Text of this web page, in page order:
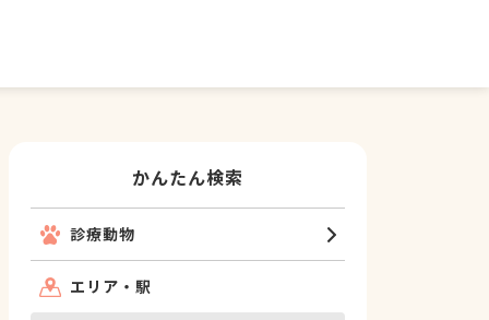
かんたん検索
診療動物
エリア・駅